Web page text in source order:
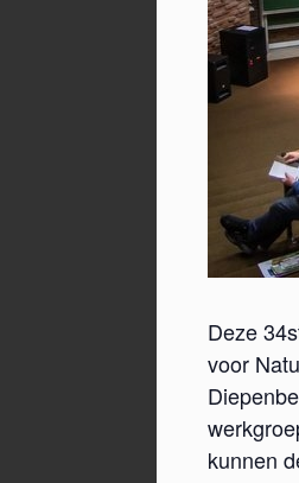
Deze
voor
kunnen